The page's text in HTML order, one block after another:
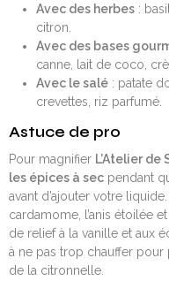
Avec des herbes:
citron.
Avec des bases
canne, lait de coco,
Avec le salé: patate
crevettes, riz parfumé.
Astuce de pro
Pour magnifier L’Atelier
les épices à sec pendant
avant d’ajouter votre
cardamome, l’anis étoilée
de relief à la vanille et aux
à ne pas trop chauffer pour
de la citronnelle.